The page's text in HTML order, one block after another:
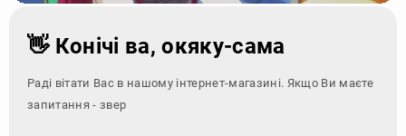
👋 Конічі ва, окяку-сама
Раді вітати Вас в нашому інтернет-магазині. Якщо Ви маєте
запитання - зверніться за конт